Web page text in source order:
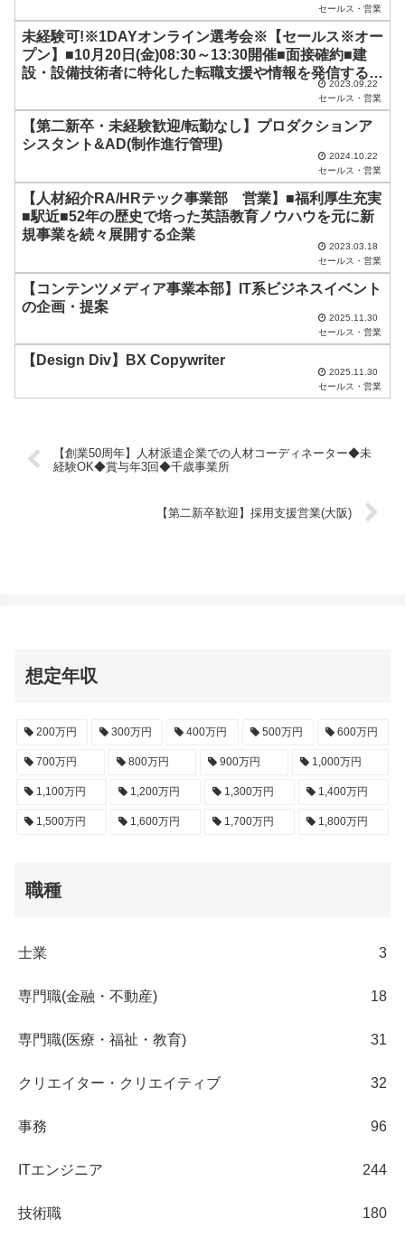
空
の
ま
ま
て
だ
。
セールス・営業
未経験可!※1DAYオンライン選考会※【セールス※オー
プン】■10月20日(金)08:30～13:30開催■面接確約■建
設・設備技術者に特化した転職支援や情報を発信する
2023.09.22
セールス・営業
【第二新卒・未経験歓迎/転勤なし】プロダクションア
シスタント&AD(制作進行管理)
2024.10.22
セールス・営業
【人材紹介RA/HRテック事業部 営業】■福利厚生充実
■駅近■52年の歴史で培った英語教育ノウハウを元に新
規事業を続々展開する企業
2023.03.18
セールス・営業
【コンテンツメディア事業本部】IT系ビジネスイベント
の企画・提案
2025.11.30
セールス・営業
【Design Div】BX Copywriter
2025.11.30
セールス・営業
【創業50周年】人材派遣企業での人材コーディネーター◆未
経験OK◆賞与年3回◆千歳事業所
【第二新卒歓迎】採用支援営業(大阪)
想定年収
200万円 300万円 400万円 500万円 600万円
700万円 800万円 900万円 1,000万円
1,100万円 1,200万円 1,300万円 1,400万円
1,500万円 1,600万円 1,700万円 1,800万円
職種
士業 3
専門職(金融・不動産) 18
専門職(医療・福祉・教育) 31
クリエイター・クリエイティブ 32
事務 96
ITエンジニア 244
技術職 180